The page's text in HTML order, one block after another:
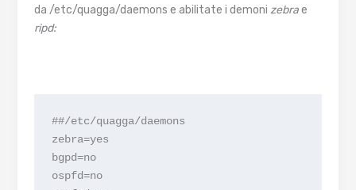
da /etc/quagga/daemons e abilitate i demoni zebrae
ripd:
##/etc/quagga/daemons
zebra=yes
bgpd=no
ospfd=no